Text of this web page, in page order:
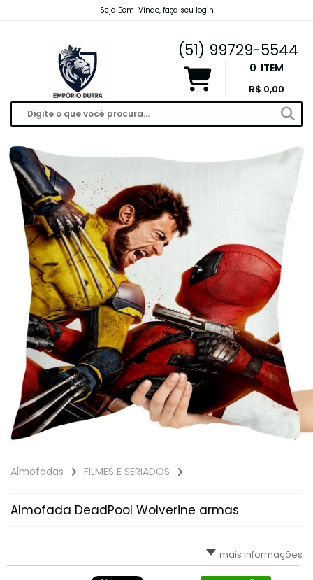
Seja Bem-Vindo, faça seu login
(51) 99729-5544
0 ITEM
R$ 0,00
Almofadas FILMES E SERIADOS
Almofada DeadPool Wolverine armas
mais informações